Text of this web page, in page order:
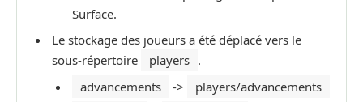
Surface.
Le stockage des joueurs a été déplacé vers le
sous-répertoire
players .
advancements
->
players/advancements